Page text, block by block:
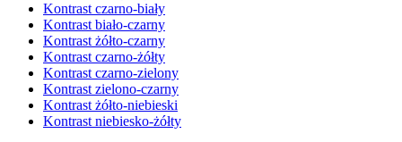
Kontrast czarno-biały
Kontrast biało-czarny
Kontrast żółto-czarny
Kontrast czarno-żółty
Kontrast czarno-zielony
Kontrast zielono-czarny
Kontrast żółto-niebieski
Kontrast niebiesko-żółty